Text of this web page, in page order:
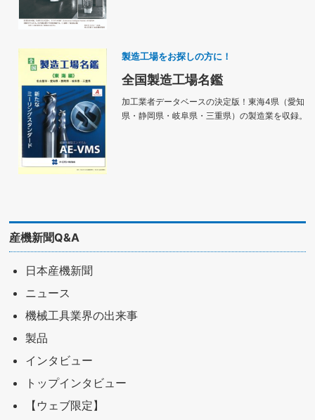
製造工場をお探しの方に！
全国製造工場名鑑
加工業者データベースの決定版！東海4県（愛知
県・静岡県・岐阜県・三重県）の製造業を収録。
産機新聞Q&A
日本産機新聞
ニュース
機械工具業界の出来事
製品
インタビュー
トップインタビュー
【ウェブ限定】